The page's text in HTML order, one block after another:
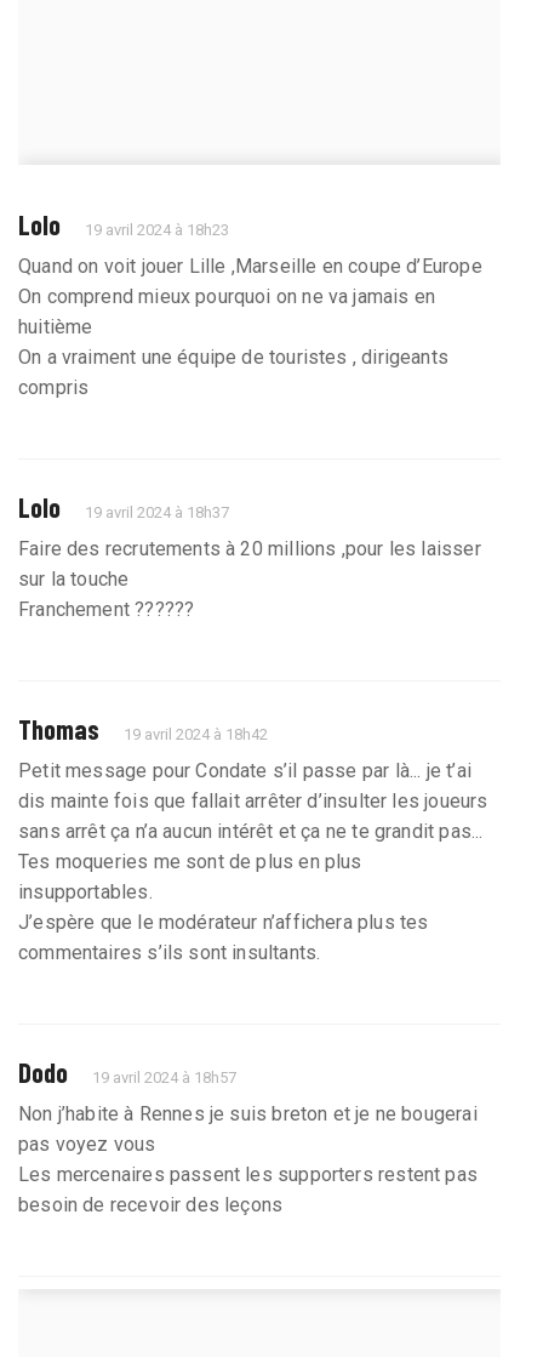
Lolo 19 avril 2024 à 18h23
Quand on voit jouer Lille ,Marseille en coupe d’Europe
On comprend mieux pourquoi on ne va jamais en
huitième
On a vraiment une équipe de touristes , dirigeants
compris
Lolo 19 avril 2024 à 18h37
Faire des recrutements à 20 millions ,pour les laisser
sur la touche
Franchement ??????
Thomas 19 avril 2024 à 18h42
Petit message pour Condate s’il passe par là... je t’ai
dis mainte fois que fallait arrêter d’insulter les joueurs
sans arrêt ça n’a aucun intérêt et ça ne te grandit pas...
Tes moqueries me sont de plus en plus
insupportables.
J’espère que le modérateur n’affichera plus tes
commentaires s’ils sont insultants.
Dodo 19 avril 2024 à 18h57
Non j’habite à Rennes je suis breton et je ne bougerai
pas voyez vous
Les mercenaires passent les supporters restent pas
besoin de recevoir des leçons